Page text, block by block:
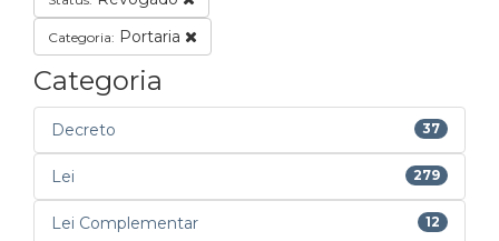
Categoria: Portaria
Categoria
Decreto 37
Lei 279
Lei Complementar 12